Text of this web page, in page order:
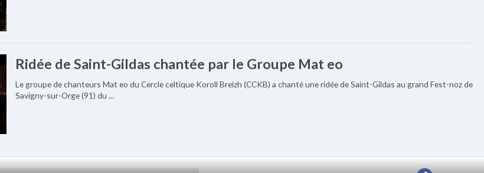
Ridée de Saint-Gildas chantée par le Groupe Mat eo
Le groupe de chanteurs Mat eo du Cercle celtique Koroll Breizh (CCKB) a chanté une ridée de Saint-Gildas au grand Fest-noz de
Savigny-sur-Orge (91) du ...